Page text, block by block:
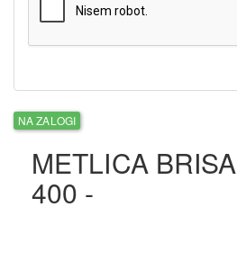
NA ZALOGI
METLICA
400 -